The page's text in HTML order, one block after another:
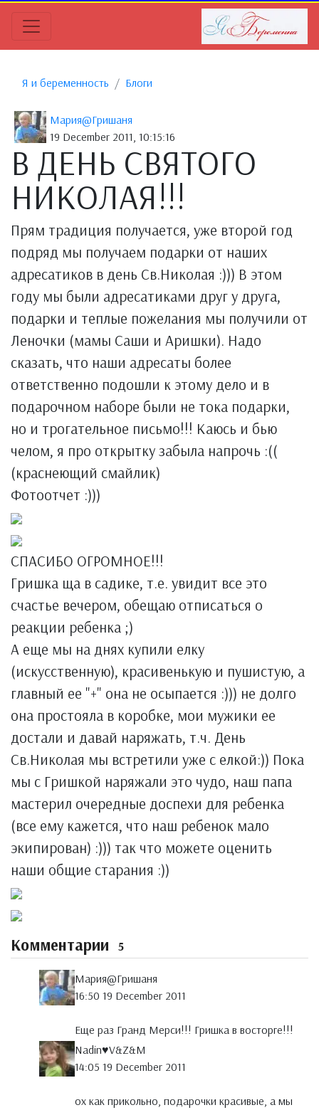
Я и беременность Блоги
Мария@Гришаня
19 December 2011, 10:15:16
В ДЕНЬ СВЯТОГО
НИКОЛАЯ!!!
Прям традиция получается, уже второй год
подряд мы получаем подарки от наших
адресатиков в день Св.Николая :))) В этом
году мы были адресатиками друг у друга,
подарки и теплые пожелания мы получили от
Леночки (мамы Саши и Аришки). Надо
сказать, что наши адресаты более
ответственно подошли к этому дело и в
подарочном наборе были не тока подарки,
но и трогательное письмо!!! Каюсь и бью
челом, я про открытку забыла напрочь :((
(краснеющий смайлик)
Фотоотчет :)))
СПАСИБО ОГРОМНОЕ!!!
Гришка ща в садике, т.е. увидит все это
счастье вечером, обещаю отписаться о
реакции ребенка ;)
А еще мы на днях купили елку
(искусственную), красивенькую и пушистую, а
главный ее "+" она не осыпается :))) не долго
она простояла в коробке, мои мужики ее
достали и давай наряжать, т.ч. День
Св.Николая мы встретили уже с елкой:)) Пока
мы с Гришкой наряжали это чудо, наш папа
мастерил очередные доспехи для ребенка
(все ему кажется, что наш ребенок мало
экипирован) :))) так что можете оценить
наши общие старания :))
Комментарии 5
Мария@Гришаня
16:50 19 December 2011
Еще раз Гранд Мерси!!! Гришка в восторге!!!
Nadin♥V&Z&M
14:05 19 December 2011
ох как прикольно, подарочки красивые, а мы